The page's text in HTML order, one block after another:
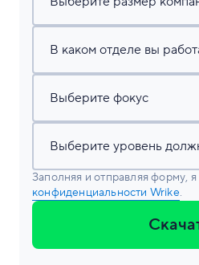
Заполняя и отправляя форму,
конфиденциальности Wrike.